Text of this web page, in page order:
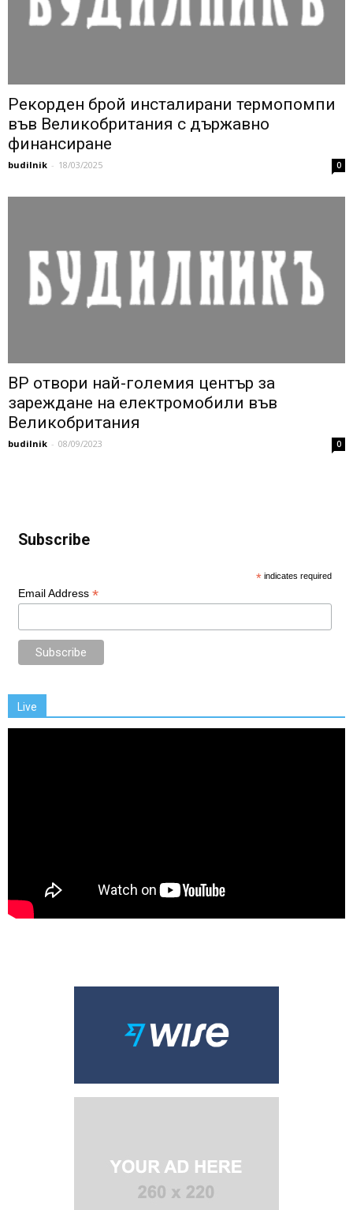
Рекорден брой инсталирани термопомпи
във Великобритания с държавно
финансиране
budilnik - 18/03/2025 0
BP отвори най-големия център за
зареждане на електромобили във
Великобритания
budilnik - 08/09/2023 0
Subscribe
* indicates required
Email Address *
Live